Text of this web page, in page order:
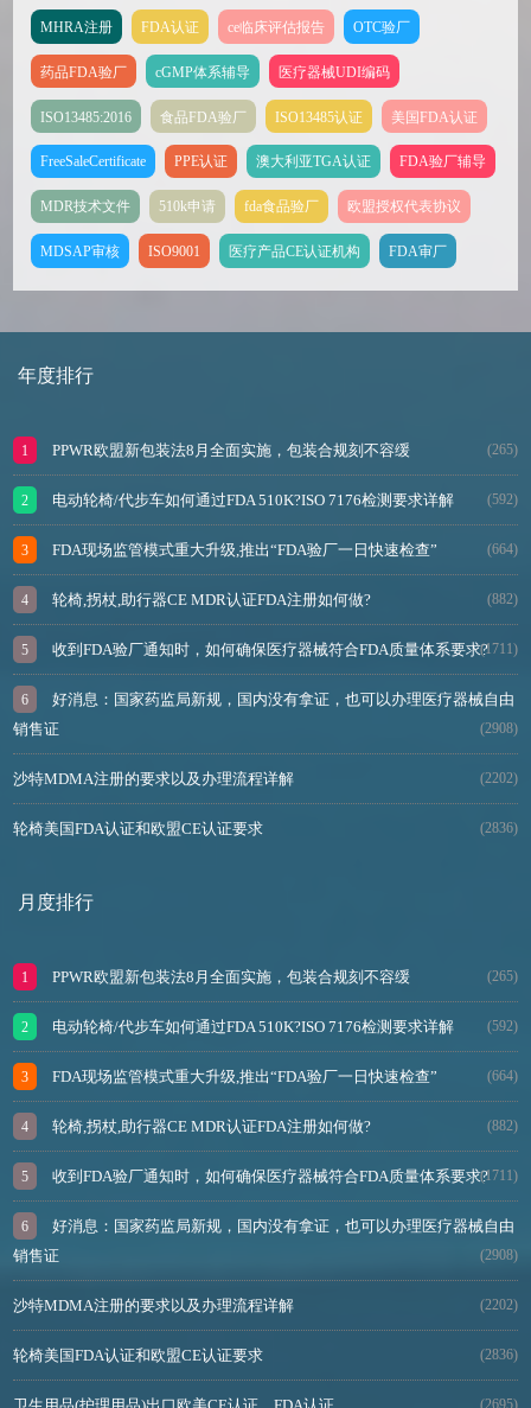
MHRA注册 FDA认证 ce临床评估报告 OTC验厂
药品FDA验厂 cGMP体系辅导 医疗器械UDI编码
ISO13485:2016 食品FDA验厂 ISO13485认证 美国FDA认证
FreeSaleCertificate PPE认证 澳大利亚TGA认证 FDA验厂辅导
MDR技术文件 510k申请 fda食品验厂 欧盟授权代表协议
MDSAP审核 ISO9001 医疗产品CE认证机构 FDA审厂
年度排行
PPWR欧盟新包装法8月全面实施，包装合规刻不容缓 (265)
电动轮椅/代步车如何通过FDA 510K?ISO 7176检测要求详解 (592)
FDA现场监管模式重大升级,推出“FDA验厂一日快速检查” (664)
轮椅,拐杖,助行器CE MDR认证FDA注册如何做? (882)
收到FDA验厂通知时，如何确保医疗器械符合FDA质量体系要求?(1711)
好消息：国家药监局新规，国内没有拿证，也可以办理医疗器械自由
销售证
(2908)
沙特MDMA注册的要求以及办理流程详解 (2202)
轮椅美国FDA认证和欧盟CE认证要求 (2836)
月度排行
PPWR欧盟新包装法8月全面实施，包装合规刻不容缓 (265)
电动轮椅/代步车如何通过FDA 510K?ISO 7176检测要求详解 (592)
FDA现场监管模式重大升级,推出“FDA验厂一日快速检查” (664)
轮椅,拐杖,助行器CE MDR认证FDA注册如何做? (882)
收到FDA验厂通知时，如何确保医疗器械符合FDA质量体系要求?(1711)
好消息：国家药监局新规，国内没有拿证，也可以办理医疗器械自由
销售证
(2908)
沙特MDMA注册的要求以及办理流程详解 (2202)
轮椅美国FDA认证和欧盟CE认证要求 (2836)